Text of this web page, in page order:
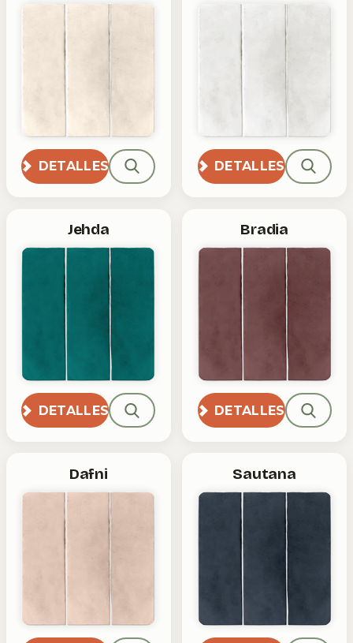
DETALLES DETALLES
Jehda
DETALLES
Bradia
DETALLES
Dafni Sautana